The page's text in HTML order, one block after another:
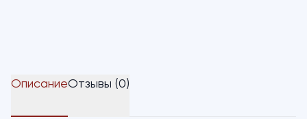
ОписаниеОтзывы (0)